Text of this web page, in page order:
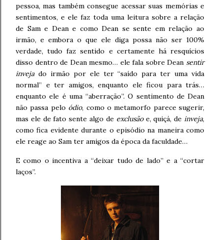
pessoa, mas também consegue acessar suas memórias e
sentimentos, e ele faz toda uma leitura sobre a relação
de Sam e Dean e como Dean se sente em relação ao
irmão, e embora o que ele diga possa não ser 100%
verdade, tudo faz sentido e certamente há resquícios
disso dentro de Dean mesmo… ele fala sobre Dean sentir
invejado irmão por ele ter “saído para ter uma vida
normal” e ter amigos, enquanto ele ficou para trás…
enquanto ele é uma “aberração”. O sentimento de Dean
não passa pelo ódio, como o metamorfo parece sugerir,
mas ele de fato sente algo de exclusãoe, quiçá, deinveja,
como fica evidente durante o episódio na maneira como
ele reage ao Sam ter amigos da época da faculdade…
E como o incentiva a “deixar tudo de lado” e a “cortar
laços”.